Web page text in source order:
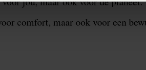
comfort, maar ook voor een